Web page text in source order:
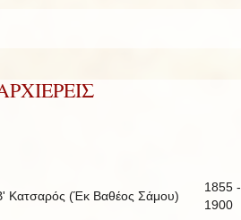
Κατσαρός (Έκ Βαθέος Σάμου)
1855 -
1900